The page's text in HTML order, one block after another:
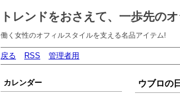
トレンドをおさえて、一歩先の
働く女性のオフィルスタイルを支える名品アイテム!
戻る RSS 管理者用
ウブロの
カレンダー